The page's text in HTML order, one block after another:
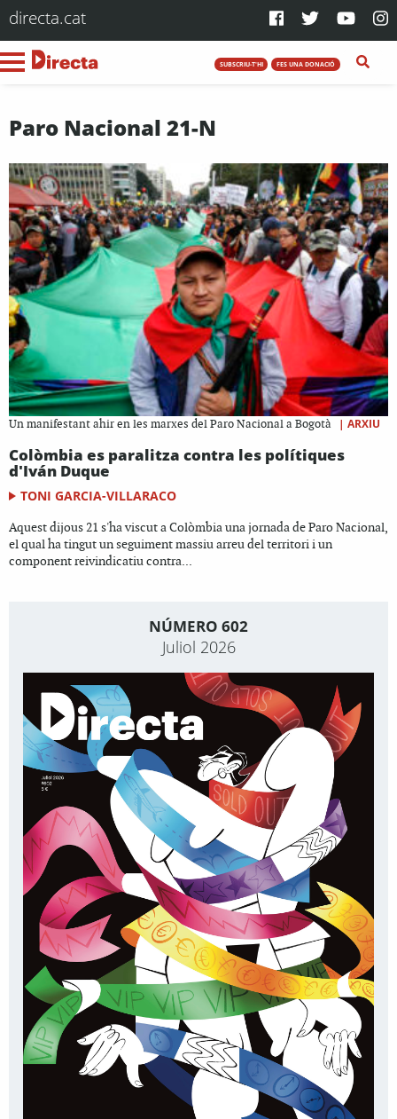
directa.cat
SUBSCRIU-T'HI FES UNA DONACIÓ
Paro Nacional 21-N
Un manifestant ahir en les marxes del Paro Nacional a Bogotà | ARXIU
Colòmbia es paralitza contra les polítiques
d'Iván Duque
TONI GARCIA-VILLARACO
Aquest dijous 21 s'ha viscut a Colòmbia una jornada de Paro Nacional,
el qual ha tingut un seguiment massiu arreu del territori i un
component reivindicatiu contra...
NÚMERO 602
Juliol 2026